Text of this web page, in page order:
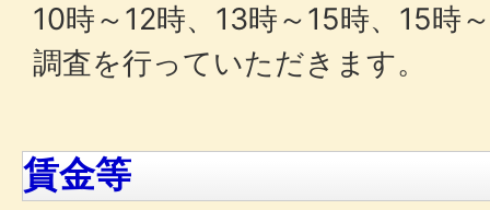
10時～12時、13時～15時、15時
調査を行っていただきます。
賃金等